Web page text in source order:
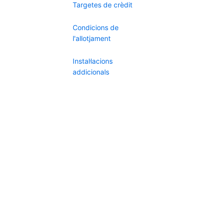
Targetes de crèdit
Condicions de
l'allotjament
Instal·lacions
addicionals